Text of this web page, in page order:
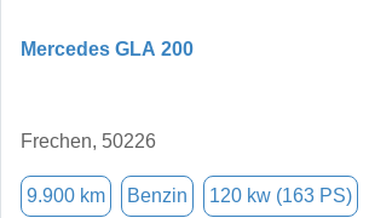
Mercedes GLA 200
Frechen, 50226
9.900 km Benzin 120 kw (163 PS)